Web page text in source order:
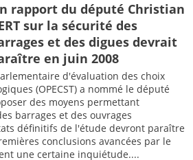
rapport du député Christian
sur la sécurité des
et des digues devrait
en juin 2008
d'évaluation des choix
(OPECST) a nommé le député
des moyens permettant
barrages et des ouvrages
définitifs de l'étude devront paraître
conclusions avancées par le
une certaine inquiétude....